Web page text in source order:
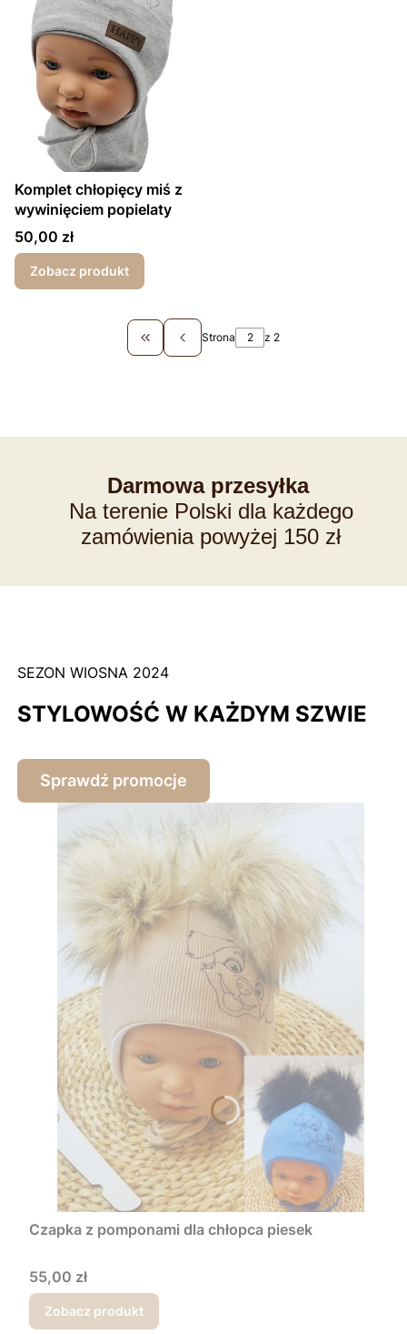
Komplet chłopięcy miś z
wywinięciem popielaty
Cena
50,00 zł
Zobacz produkt
Wróć do pierwszej strony z produktami
Strona z 2
Darmowa przesyłka
Na terenie Polski dla każdego
zamówienia powyżej 150 zł
SEZON WIOSNA 2024
STYLOWOŚĆ W KAŻDYM SZWIE
Sprawdź promocje
Czapka z pomponami dla chłopca piesek
Cena
55,00 zł
Zobacz produkt